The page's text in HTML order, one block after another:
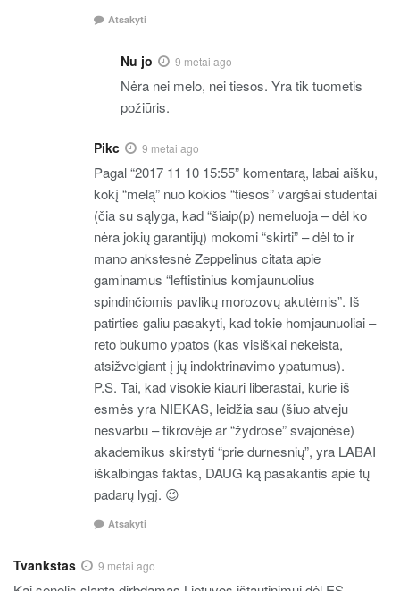
Atsakyti
Nu jo 9 metai ago
Nėra nei melo, nei tiesos. Yra tik tuometis
požiūris.
Pikc 9 metai ago
Pagal “2017 11 10 15:55” komentarą, labai aišku,
kokį “melą” nuo kokios “tiesos” vargšai studentai
(čia su sąlyga, kad “šiaip(p) nemeluoja – dėl ko
nėra jokių garantijų) mokomi “skirti” – dėl to ir
mano ankstesnė Zeppelinus citata apie
gaminamus “leftistinius komjaunuolius
spindinčiomis pavlikų morozovų akutėmis”. Iš
patirties galiu pasakyti, kad tokie homjaunuoliai –
reto bukumo ypatos (kas visiškai nekeista,
atsižvelgiant į jų indoktrinavimo ypatumus).
P.S. Tai, kad visokie kiauri liberastai, kurie iš
esmės yra NIEKAS, leidžia sau (šiuo atveju
nesvarbu – tikrovėje ar “žydrose” svajonėse)
akademikus skirstyti “prie durnesnių”, yra LABAI
iškalbingas faktas, DAUG ką pasakantis apie tų
padarų lygį. 😉
Atsakyti
Tvankstas 9 metai ago